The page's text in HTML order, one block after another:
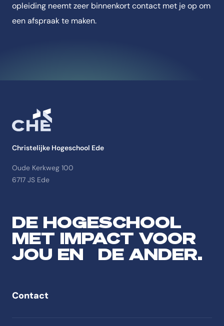
opleiding neemt zeer binnenkort contact met je op om
een afspraak te maken.
Christelijke Hogeschool Ede
Oude Kerkweg 100
6717 JS Ede
DE HOGESCHOOL
MET IMPACT VOOR
JOU EN DE ANDER.
Contact